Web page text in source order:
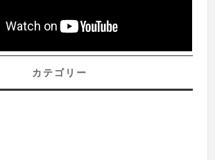
カテゴリー